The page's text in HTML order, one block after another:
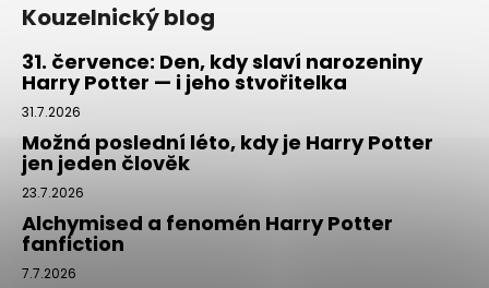
Kouzelnický blog
31. července: Den, kdy slaví narozeniny
Harry Potter — i jeho stvořitelka
31.7.2026
Možná poslední léto, kdy je Harry Potter
jen jeden člověk
23.7.2026
Alchymised a fenomén Harry Potter
fanfiction
7.7.2026